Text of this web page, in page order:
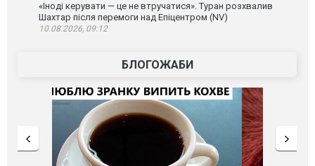
«Іноді керувати — це не втручатися». Туран розхвалив
Шахтар після перемоги над Епіцентром (NV)
10.08.2026, 09:12
БЛОГОЖАБИ